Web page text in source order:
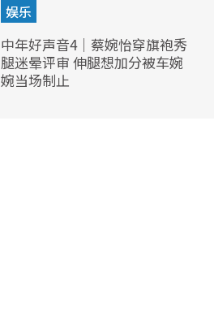
娱乐
中年好声音4｜蔡婉怡穿旗袍秀
腿迷晕评审 伸腿想加分被车婉
婉当场制止